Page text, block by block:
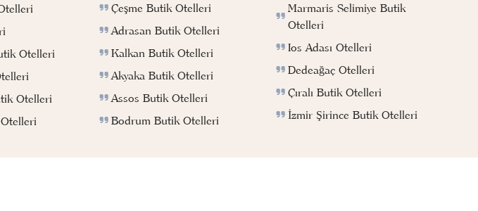
Otelleri
Otelleri
Çeşme Butik Otelleri
Adrasan Butik Otelleri
Kalkan Butik Otelleri
Akyaka Butik Otelleri
Assos Butik Otelleri
Bodrum Butik Otelleri
Marmaris Selimiye Butik
Otelleri
Ios Adası Otelleri
Dedeağaç Otelleri
Çıralı Butik Otelleri
İzmir Şirince Butik Otelleri